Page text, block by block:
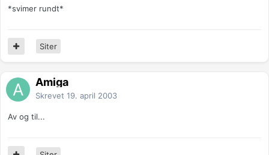
*svimer rundt*
Siter
Amiga
Skrevet 19. april 2003
Av og til...